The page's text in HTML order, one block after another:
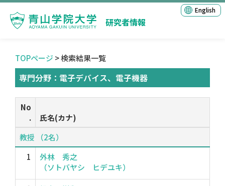
研究者情報
English
TOPページ > 検索結果一覧
専門分野：電子デバイス、電子機器
No
.
氏名(カナ)
教授 （2名）
1
外林 秀之
（ソトバヤシ ヒデユキ）